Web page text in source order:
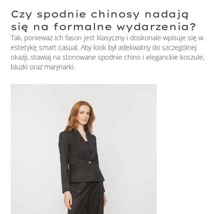
Czy spodnie chinosy nadają
się na formalne wydarzenia?
Tak, ponieważ ich fason jest klasyczny i doskonale wpisuje się w
estetykę smart casual. Aby look był adekwatny do szczególnej
okazji, stawiaj na stonowane spodnie chino i eleganckie koszule,
bluzki oraz marynarki.